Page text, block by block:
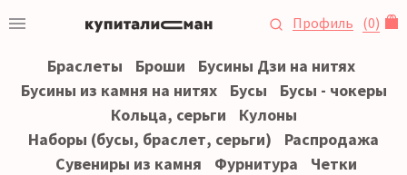
Профиль (0)
Браслеты Броши
Бусины Дзи на нитях
Бусины из камня на нитях
Бусы
Бусы - чокеры
Кольца, серьги
Кулоны
Наборы (бусы, браслет, серьги)
Распродажа
Сувениры из камня
Фурнитура Четки